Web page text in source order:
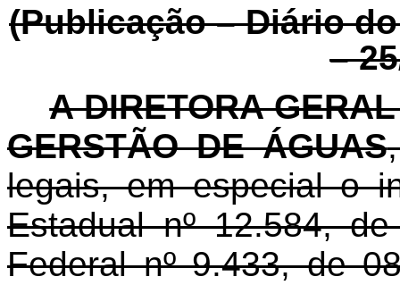
(Publicação – Diário
–
A DIRETORA
GERSTÃO DE ÁGUAS
legais, em especial o
Estadual nº 12.584,
Federal nº 9.433, de